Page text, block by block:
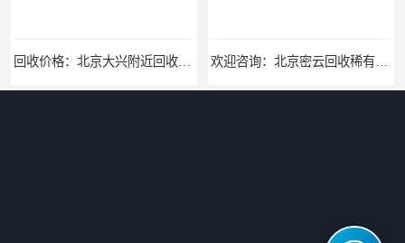
回收价格：北京大兴附近回收名牌包回收找哪家 欢迎咨询：北京密云回收稀有贵金属回收欢迎来电咨询